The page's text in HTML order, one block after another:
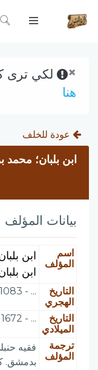
× لكي ترى
هنا
عودة للخلف
ابن بلبان؛ محمد
بيانات المؤلف
اسم
المؤلف
ابن
ابن
التاريخ
الهجري
... - 1083
التاريخ
الميلادي
... - 1672
ترجمة
المؤلف
فقيه
بدمشق.